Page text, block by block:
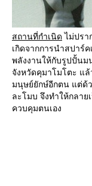
สถานที่กำเนิด ไม่ปรา
เกิดจากการนำสปาร์
พลังงานให้กับรูปปั้นม
จังหวัดคุมาโมโตะ แ
มนุษย์ยักษ์อีกตน แต่ด้
ละโมบ จึงทำให้กลา
ควบคุมตนเอง